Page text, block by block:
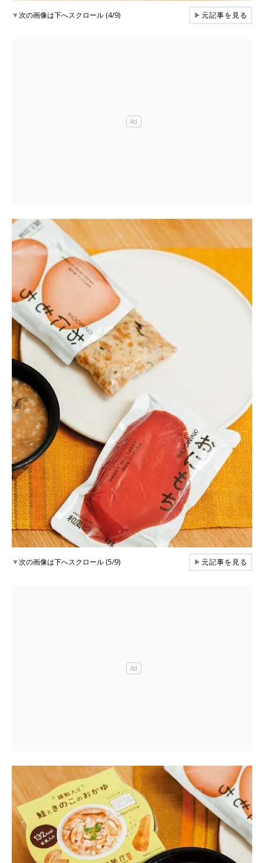
▼次の画像は下へスクロール (4/9) ▶元記事を見る
▼次の画像は下へスクロール (5/9) ▶元記事を見る